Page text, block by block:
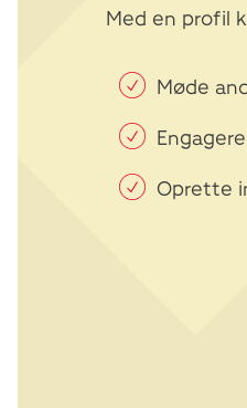
Med en profil
Møde
Oprette